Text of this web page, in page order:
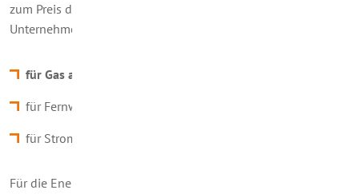
zum Preis des aktuellen Tarifs. Für Haushalte sowie kleinere
Unternehmen beträgt der Referenzpreis:
für Gas auf 12 Cent pro Kilowattstunde (kWh)
für Fernwärme auf 9,5 Cent/kWh
für Strom auf 40 Cent/kWh.
Für die Energie, die Verbraucherinnen und Verbraucher über